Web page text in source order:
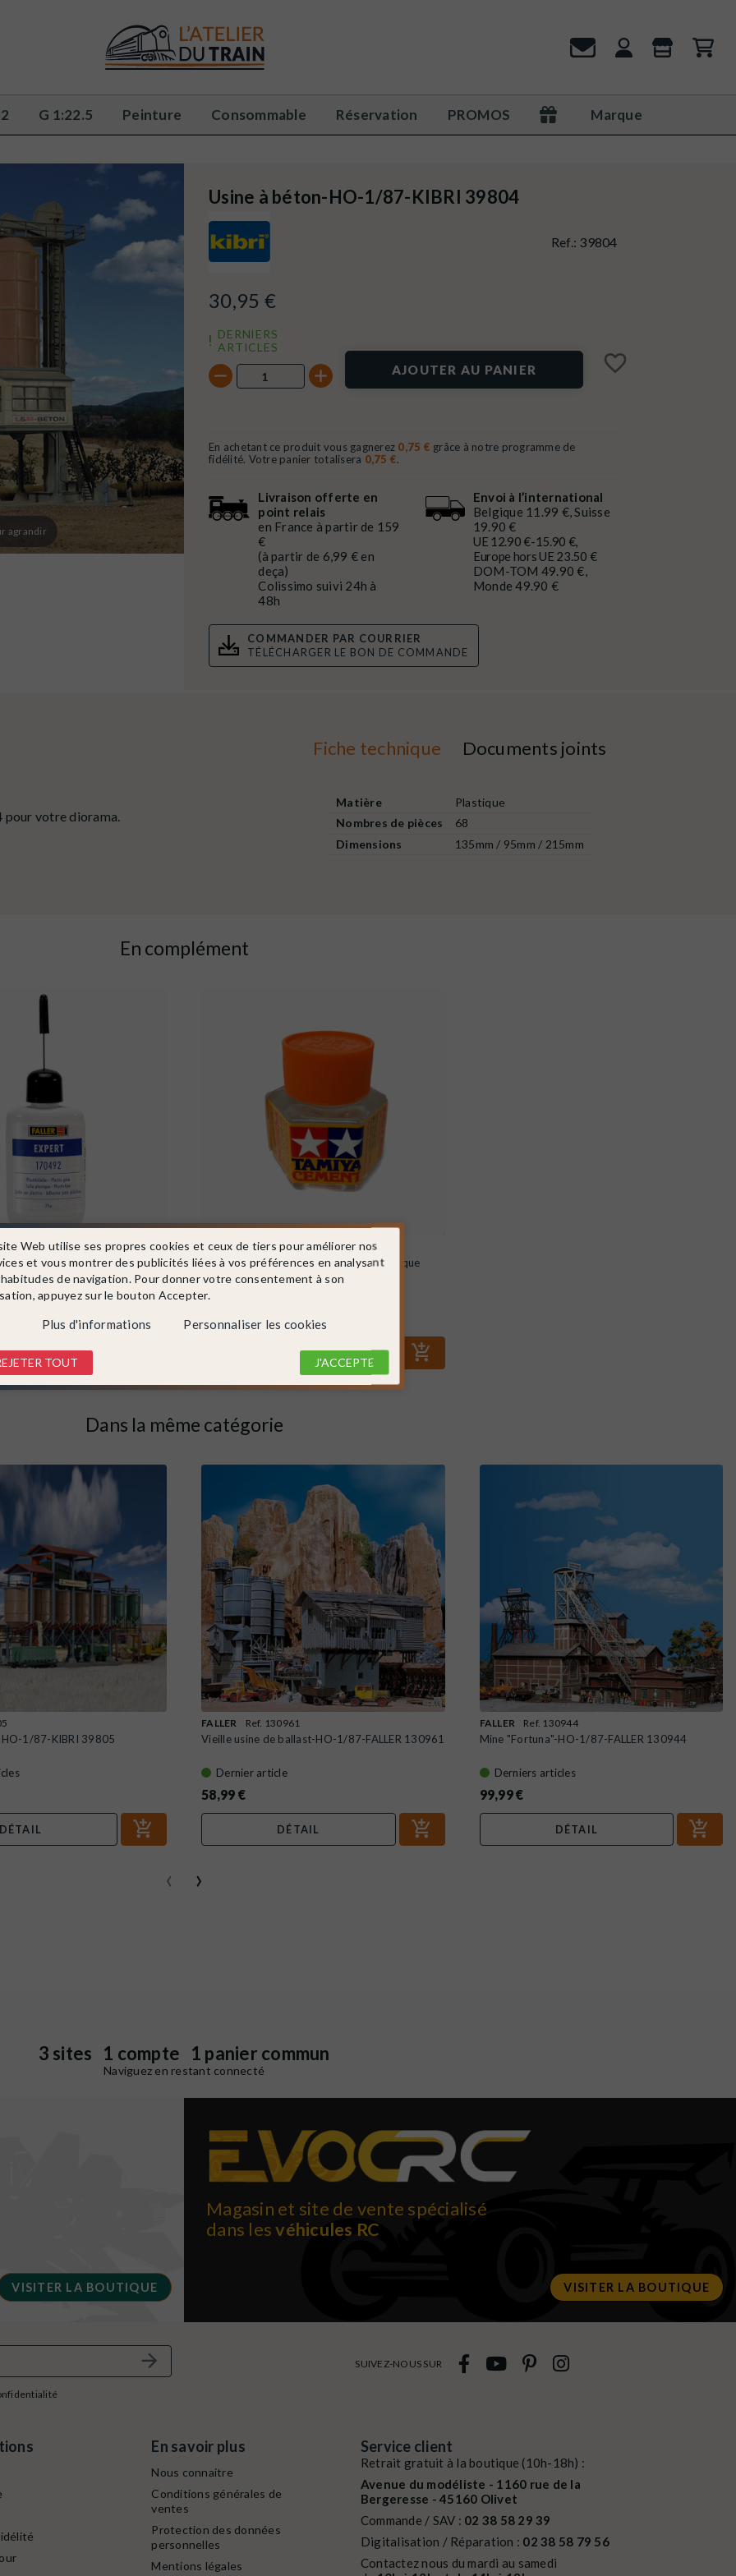
G 1:22.5 Peinture Consommable Réservation PROMOS Marque
agrandir
Usine à béton-HO-1/87-KIBRI 39804
Ref.: 39804
30,95 €
DERNIERS
ARTICLES
AJOUTER AU PANIER favorite_border
En achetant ce produit vous gagnerez 0,75 € grâce à notre programme de
fidélité. Votre panier totalisera 0,75 €.
Livraison offerte en
point relais
en France à partir de 159
€
(à partir de 6,99 € en
deça)
Colissimo suivi 24h à
48h
Envoi à l’international
Belgique 11.99 €, Suisse
19.90 €
UE 12.90 €-15.90 €,
Europe hors UE 23.50 €
DOM-TOM 49.90 €,
Monde 49.90 €
COMMANDER PAR COURRIER
TÉLÉCHARGER LE BON DE COMMANDE
pour votre diorama.
Fiche technique Documents joints
Matière
Plastique
Nombres de pièces
68
Dimensions
135mm / 95mm / 215mm
En complément
avec bec de précision-
TAMIYA Ref. 87012
Colle avec pinceau pour maquette plastique
20ml - TAMIYA...
DÉTAIL
Dans la même catégorie
HO-1/87-KIBRI 39805
DÉTAIL
FALLER Ref. 130961
Vieille usine de ballast-HO-1/87-FALLER 130961
Dernier article
58,99 €
DÉTAIL
FALLER Ref. 130944
Mine "Fortuna"-HO-1/87-FALLER 130944
Derniers articles
99,99 €
DÉTAIL
‹ ›
3 sites 1 compte 1 panier commun
Naviguez en restant connecté
VISITER LA BOUTIQUE
Magasin et site de vente spécialisé
dans lesvéhicules RC
VISITER LA BOUTIQUE
SUIVEZ-NOUS SUR
En savoir plus
Nous connaitre
Conditions générales de
ventes
Protection des données
personnelles
Mentions légales
Service client
Retrait gratuit à la boutique (10h-18h) :
Avenue du modéliste - 1160 rue de la
Bergeresse - 45160 Olivet
Commande / SAV : 02 38 58 29 39
Digitalisation / Réparation : 02 38 58 79 56
Contactez nous du mardi au samedi
Web utilise ses propres cookies et ceux de tiers pour améliorer nos
et vous montrer des publicités liées à vos préférences en analysant
de navigation. Pour donner votre consentement à son
appuyez sur le bouton Accepter.
Plus d'informations Personnaliser les cookies
TOUT J'ACCEPTE